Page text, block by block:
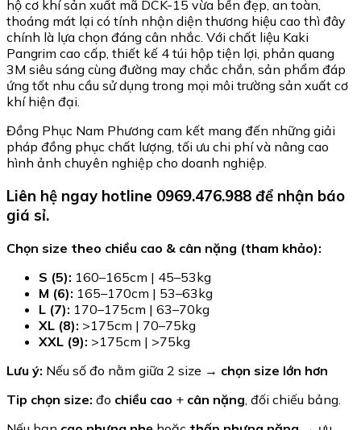
hộ cơ khí sản xuất mã DCK-15 vừa bền đẹp, an toàn,
thoáng mát lại có tính nhận diện thương hiệu cao thì đây
chính là lựa chọn đáng cân nhắc. Với chất liệu Kaki
Pangrim cao cấp, thiết kế 4 túi hộp tiện lợi, phản quang
3M siêu sáng cùng đường may chắc chắn, sản phẩm đáp
ứng tốt nhu cầu sử dụng trong mọi môi trường sản xuất cơ
khí hiện đại.
Đồng Phục Nam Phương cam kết mang đến những giải
pháp đồng phục chất lượng, tối ưu chi phí và nâng cao
hình ảnh chuyên nghiệp cho doanh nghiệp.
Liên hệ ngay hotline 0969.476.988 để nhận báo
giá sỉ.
Chọn size theo chiều cao & cân nặng (tham khảo):
S (5): 160–165cm | 45–53kg
M (6): 165–170cm | 53–63kg
L (7): 170–175cm | 63–70kg
XL (8): >175cm | 70–75kg
XXL (9): >175cm | >75kg
Lưu ý: Nếu số đo nằm giữa 2 size → chọn size lớn hơn
Tip chọn size: đo chiều cao + cân nặng , đối chiếu bảng.